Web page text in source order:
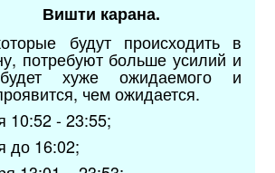
Вишти карана.
будут происходить в
потребуют больше усилий и
будет хуже ожидаемого и
чем ожидается.
10:52 - 23:55;
до 16:02;